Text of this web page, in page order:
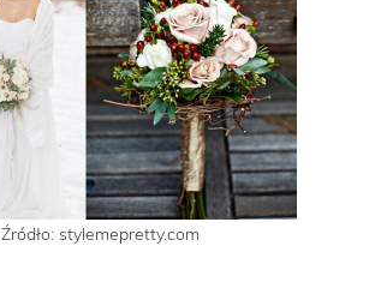
Źródło: stylemepretty.com